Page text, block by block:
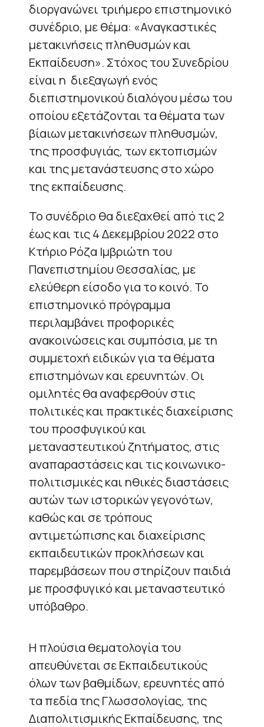
διοργανώνει τριήμερο επιστημονικό
συνέδριο, με θέμα: «Αναγκαστικές
μετακινήσεις πληθυσμών και
Εκπαίδευση». Στόχος του Συνεδρίου
είναι η διεξαγωγή ενός
διεπιστημονικού διαλόγου μέσω του
οποίου εξετάζονται τα θέματα των
βίαιων μετακινήσεων πληθυσμών,
της προσφυγιάς, των εκτοπισμών
και της μετανάστευσης στο χώρο
της εκπαίδευσης.
Το συνέδριο θα διεξαχθεί από τις 2
έως και τις 4 Δεκεμβρίου 2022 στο
Κτήριο Ρόζα Ιμβριώτη του
Πανεπιστημίου Θεσσαλίας, με
ελεύθερη είσοδο για το κοινό. Το
επιστημονικό πρόγραμμα
περιλαμβάνει προφορικές
ανακοινώσεις και συμπόσια, με τη
συμμετοχή ειδικών για τα θέματα
επιστημόνων και ερευνητών. Οι
ομιλητές θα αναφερθούν στις
πολιτικές και πρακτικές διαχείρισης
του προσφυγικού και
μεταναστευτικού ζητήματος, στις
αναπαραστάσεις και τις κοινωνικο-
πολιτισμικές και ηθικές διαστάσεις
αυτών των ιστορικών γεγονότων,
καθώς και σε τρόπους
αντιμετώπισης και διαχείρισης
εκπαιδευτικών προκλήσεων και
παρεμβάσεων που στηρίζουν παιδιά
με προσφυγικό και μεταναστευτικό
υπόβαθρο.
Η πλούσια θεματολογία του
απευθύνεται σε Εκπαιδευτικούς
όλων των βαθμίδων, ερευνητές από
τα πεδία της Γλωσσολογίας, της
Διαπολιτισμικής Εκπαίδευσης, της